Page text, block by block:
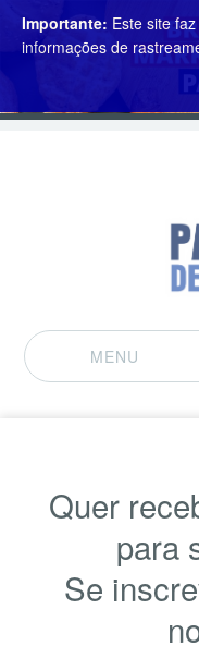
MENU
Quer
para
Se
Importante: Este site
informações de